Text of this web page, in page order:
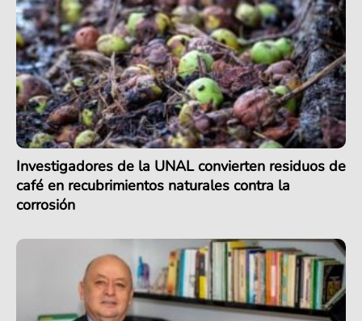
Investigadores de la UNAL convierten residuos de
café en recubrimientos naturales contra la
corrosión